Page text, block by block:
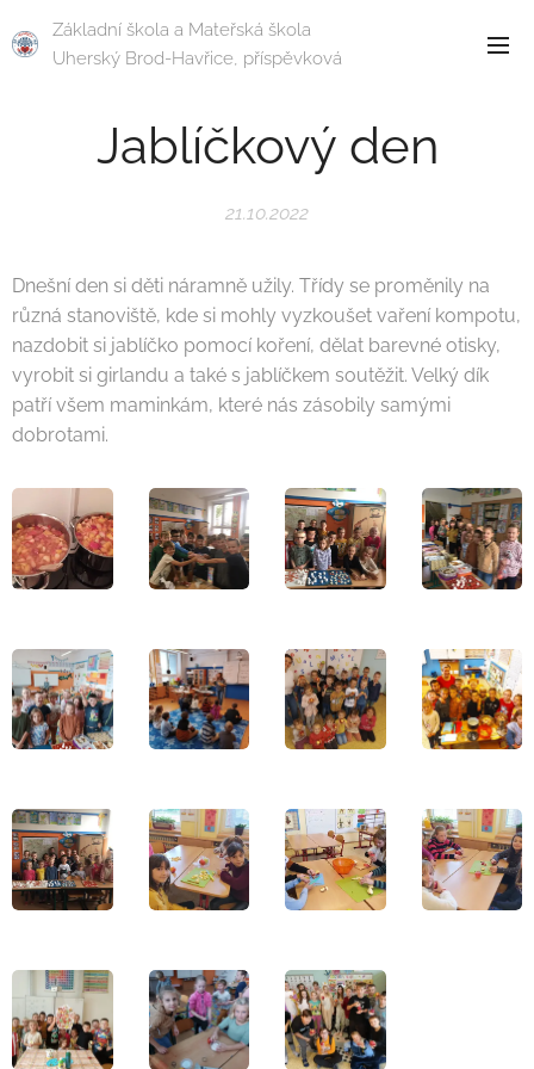
Základní škola a Mateřská škola
Uherský Brod-Havřice, příspěvková
Jablíčkový den
21.10.2022
Dnešní den si děti náramně užily. Třídy se proměnily na
různá stanoviště, kde si mohly vyzkoušet vaření kompotu,
nazdobit si jablíčko pomocí koření, dělat barevné otisky,
vyrobit si girlandu a také s jablíčkem soutěžit. Velký dík
patří všem maminkám, které nás zásobily samými
dobrotami.